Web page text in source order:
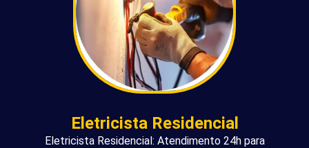
Eletricista Residencial
Eletricista Residencial: Atendimento 24h para